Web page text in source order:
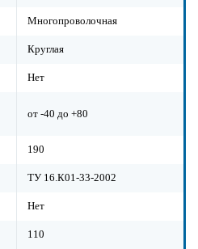
Многопроволочная
Круглая
Нет
от -40 до +80
190
ТУ 16.К01-33-2002
Нет
110